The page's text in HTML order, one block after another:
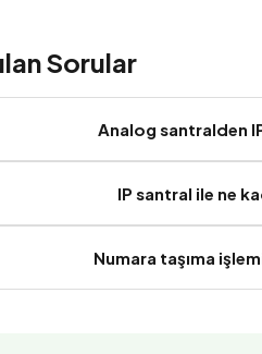
Sorular
Analog santralden
IP santral ile ne
Numara taşıma